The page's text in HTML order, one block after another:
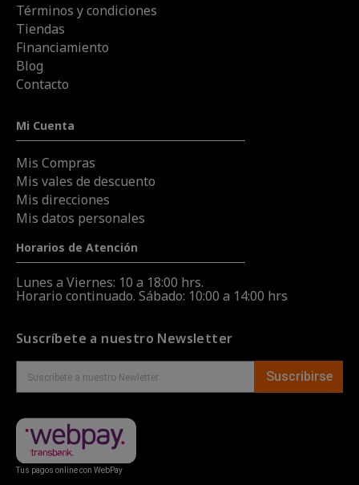
Términos y condiciones
Tiendas
Financiamiento
Blog
Contacto
Mi Cuenta
Mis Compras
Mis vales de descuento
Mis direcciones
Mis datos personales
Horarios de Atención
Lunes a Viernes: 10 a 18:00 hrs.
Horario continuado. Sábado: 10:00 a 14:00 hrs
Suscríbete a nuestro Newsletter
Suscribirse
Tus pagos online con WebPay